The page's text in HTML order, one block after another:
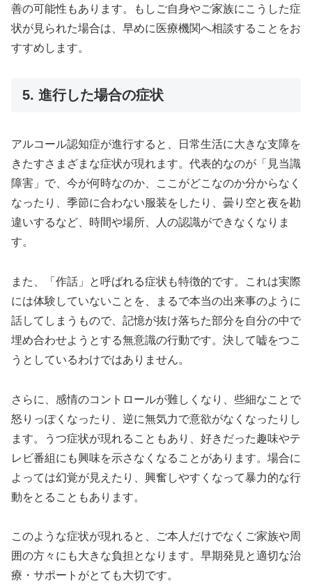
善の可能性もあります。もしご自身やご家族にこうした症
状が見られた場合は、早めに医療機関へ相談することをお
すすめします。
5. 進行した場合の症状
アルコール認知症が進行すると、日常生活に大きな支障を
きたすさまざまな症状が現れます。代表的なのが「見当識
障害」で、今が何時なのか、ここがどこなのか分からなく
なったり、季節に合わない服装をしたり、曇り空と夜を勘
違いするなど、時間や場所、人の認識ができなくなりま
す。
また、「作話」と呼ばれる症状も特徴的です。これは実際
には体験していないことを、まるで本当の出来事のように
話してしまうもので、記憶が抜け落ちた部分を自分の中で
埋め合わせようとする無意識の行動です。決して嘘をつこ
うとしているわけではありません。
さらに、感情のコントロールが難しくなり、些細なことで
怒りっぽくなったり、逆に無気力で意欲がなくなったりし
ます。うつ症状が現れることもあり、好きだった趣味やテ
レビ番組にも興味を示さなくなることがあります。場合に
よっては幻覚が見えたり、興奮しやすくなって暴力的な行
動をとることもあります。
このような症状が現れると、ご本人だけでなくご家族や周
囲の方々にも大きな負担となります。早期発見と適切な治
療・サポートがとても大切です。